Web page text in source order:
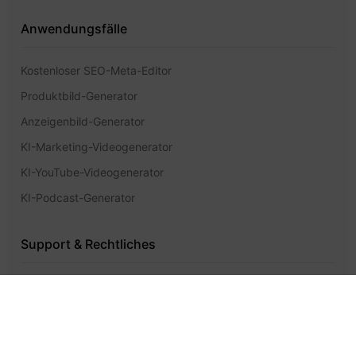
Anwendungsfälle
Kostenloser SEO-Meta-Editor
Produktbild-Generator
Anzeigenbild-Generator
KI-Marketing-Videogenerator
KI-YouTube-Videogenerator
KI-Podcast-Generator
Support & Rechtliches